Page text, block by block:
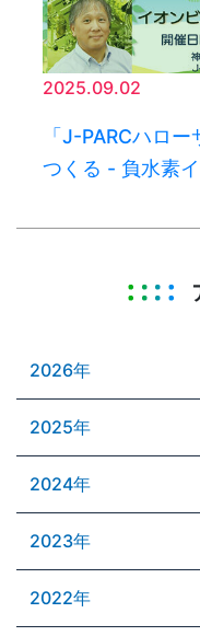
2025.09.02
「J-PARCハロ
つくる - 負水素
2026年
2025年
2024年
2023年
2022年